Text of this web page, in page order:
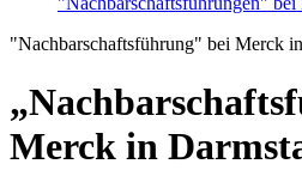
"Nachbarschaftsführung" bei Merck
Merck in